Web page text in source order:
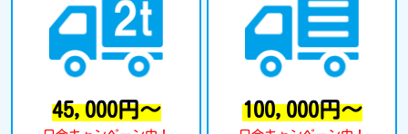
45,000円～ 100,000円～